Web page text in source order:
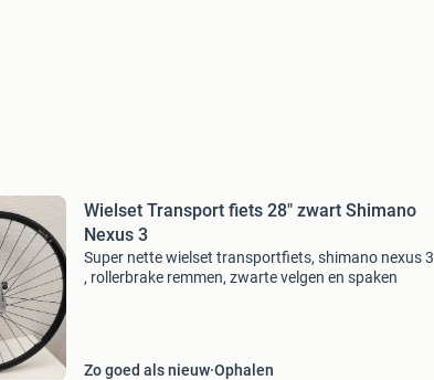
Wielset Transport fiets 28" zwart Shimano
Nexus 3
Super nette wielset transportfiets, shimano nexus 3
, rollerbrake remmen, zwarte velgen en spaken
Zo goed als nieuw Ophalen